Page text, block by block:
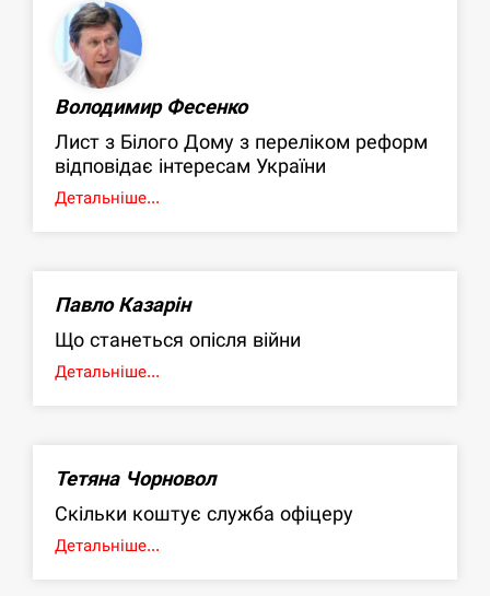
Володимир Фесенко
Лист з Білого Дому з переліком реформ
відповідає інтересам України
Детальніше...
Павло Казарін
Що станеться опісля війни
Детальніше...
Тетяна Чорновол
Скільки коштує служба офіцеру
Детальніше...